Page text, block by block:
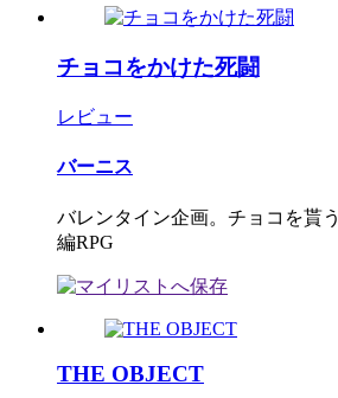
チョコをかけた死闘
レビュー
バーニス
バレンタイン企画。チョコを貰
編RPG
THE OBJECT